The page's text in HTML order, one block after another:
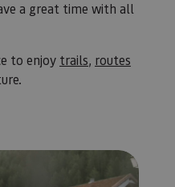
a great time with all
to enjoy trails, routes